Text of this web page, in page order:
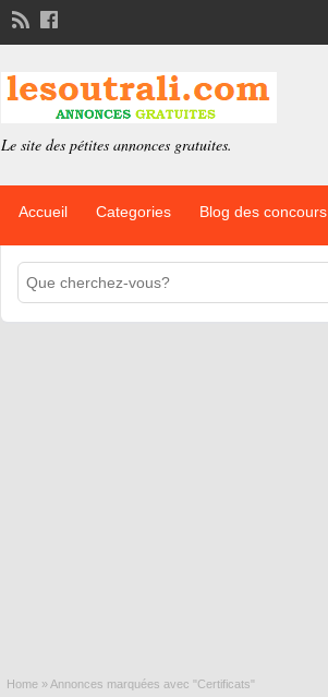
Le site des pétites annonces gratuites.
Accueil Categories Blog des concours
Home » Annonces marquées avec "Certificats"